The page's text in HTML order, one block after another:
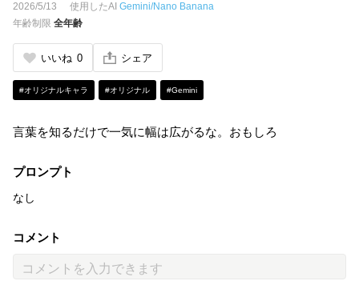
2026/5/13 使用したAI Gemini/Nano Banana
年齢制限 全年齢
いいね 0 シェア
#オリジナルキャラ #オリジナル #Gemini
言葉を知るだけで一気に幅は広がるな。おもしろ
プロンプト
なし
コメント